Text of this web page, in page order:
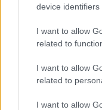
device identifiers
I want to allow
related to
I want to allow
related to
I want to allow